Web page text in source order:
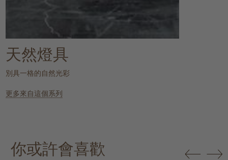
天然燈具
別具一格的自然光彩
更多來自這個系列
你或許會喜歡